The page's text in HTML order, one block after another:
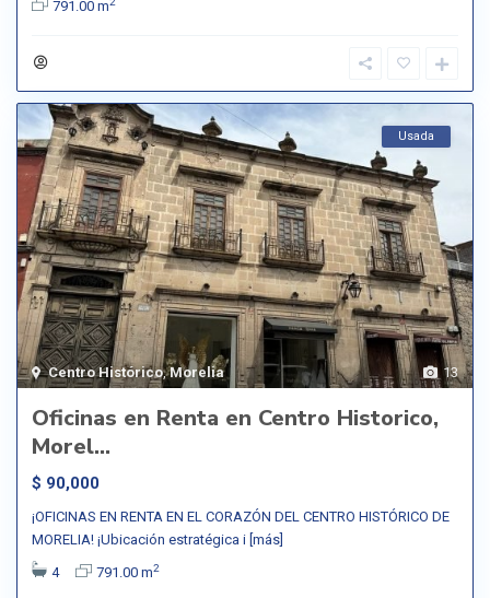
791.00 m
13
Centro Histórico,Morelia
Usada
Oficinas en Renta en Centro Historico,
Morel...
$ 90,000
¡OFICINAS EN RENTA EN EL CORAZÓN DEL CENTRO HISTÓRICO DE
MORELIA! ¡Ubicación estratégica i [más]
4
791.00 m2